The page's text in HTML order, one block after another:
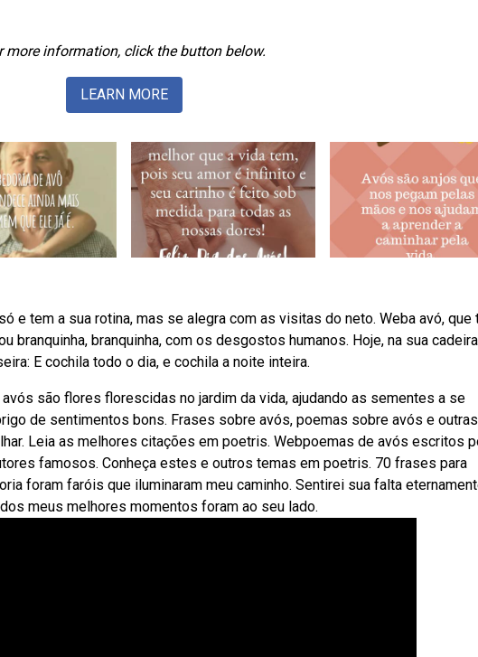
more information, click the button below.
LEARN MORE
e tem a sua rotina, mas se alegra com as visitas do neto. Weba avó, que
branquinha, branquinha, com os desgostos humanos. Hoje, na sua
E cochila todo o dia, e cochila a noite inteira.
são flores florescidas no jardim da vida, ajudando as sementes a se
de sentimentos bons. Frases sobre avós, poemas sobre avós e outras
Leia as melhores citações em poetris. Webpoemas de avós escritos
famosos. Conheça estes e outros temas em poetris. 70 frases para
foram faróis que iluminaram meu caminho. Sentirei sua falta
meus melhores momentos foram ao seu lado.